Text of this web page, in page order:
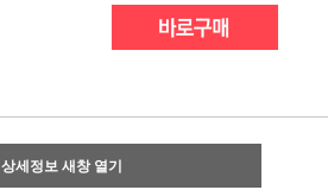
상세정보 새창 열기